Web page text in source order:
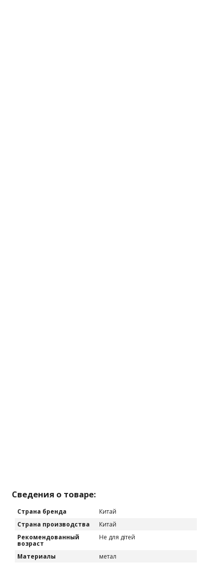
Сведения о товаре:
Страна бренда
Китай
Страна производства
Китай
Рекомендованный
возраст
Не для дітей
Материалы метал